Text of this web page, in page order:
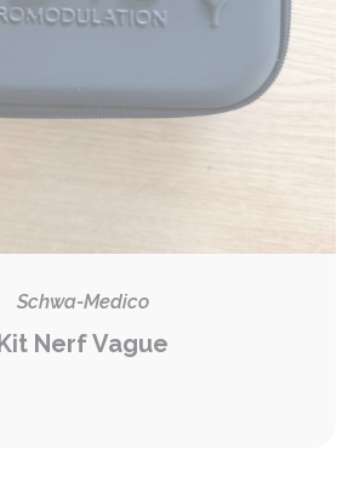
Schwa-Medico
Nerf Vague